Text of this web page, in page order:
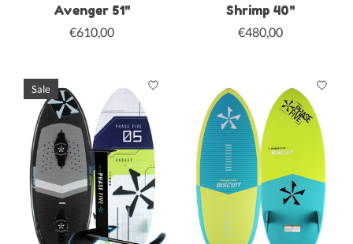
Avenger 51"
€610,00
Shrimp 40"
€480,00
Sale